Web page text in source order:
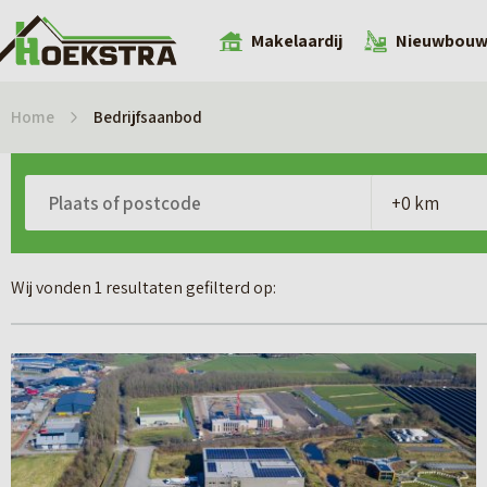
Makelaardij Nieuwbouw
Home Bedrijfsaanbod
Wij vonden 1 resultaten gefilterd op:
B
e
k
i